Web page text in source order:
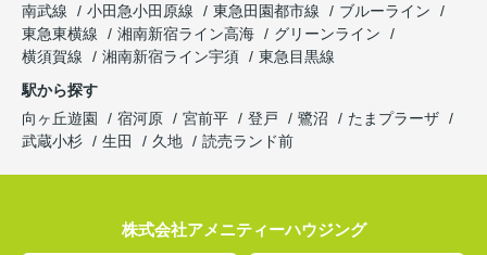
南武線
小田急小田原線 東急田園都市線
ブルーライン
東急東横線
湘南新宿ライン高海
グリーンライン
横須賀線
湘南新宿ライン宇須
東急目黒線
駅から探す
向ヶ丘遊園
宿河原 宮前平 登戸 鷺沼
たまプラーザ
武蔵小杉
生田 久地 読売ランド前
株式会社アメニティーハウジング